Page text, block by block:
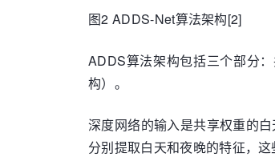
图2 ADDS-Net算法架构[2]
ADDS算法架构包括三个部分
构）。
深度网络的输入是共享权重的
分别提取白天和夜晚的特征，